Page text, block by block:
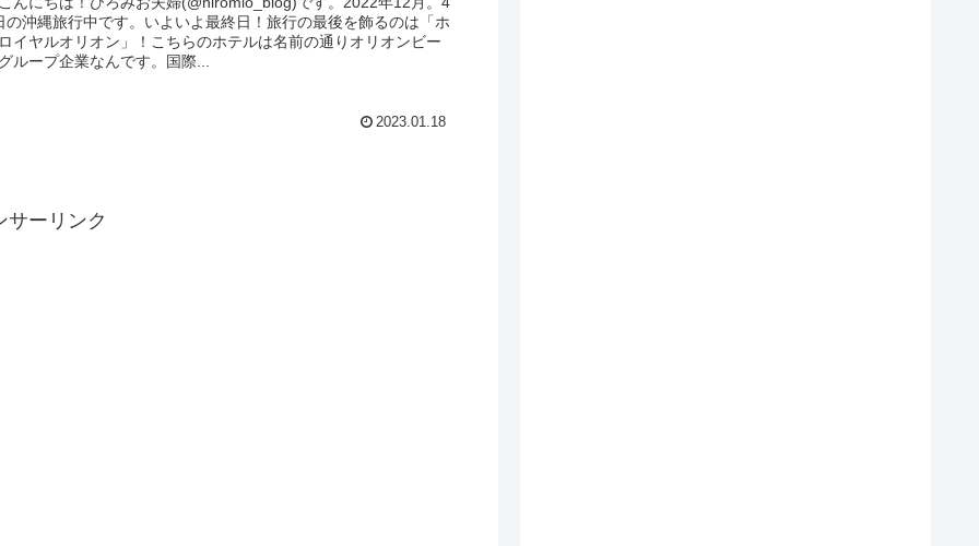
の沖縄旅行中です。いよいよ最終日！旅行の最後を飾るのは「ホ
イヤルオリオン」！こちらのホテルは名前の通りオリオンビー
ループ企業なんです。国際...
2023.01.18
サーリンク